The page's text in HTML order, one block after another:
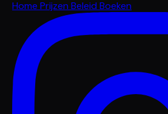
Home Prijzen Beleid Boeken